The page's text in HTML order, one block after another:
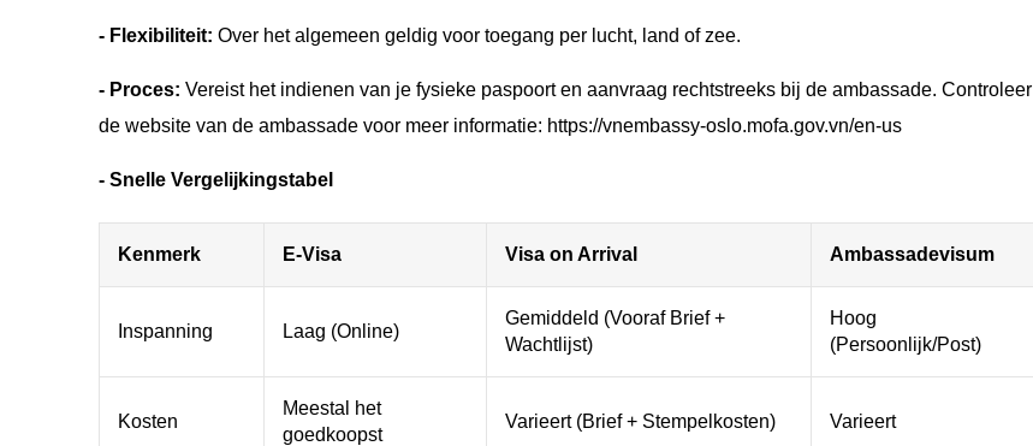
- Flexibiliteit: Over het algemeen geldig voor toegang per lucht, land of zee.
- Proces: Vereist het indienen van je fysieke paspoort en aanvraag rechtstreeks bij de ambassade. Controleer
de website van de ambassade voor meer informatie: https://vnembassy-oslo.mofa.gov.vn/en-us
- Snelle Vergelijkingstabel
Kenmerk E-Visa Visa on Arrival Ambassadevisum
Inspanning Laag (Online)
Gemiddeld (Vooraf Brief +
Wachtlijst)
Hoog
(Persoonlijk/Post)
Kosten
Meestal het
goedkoopst
Varieert (Brief + Stempelkosten) Varieert